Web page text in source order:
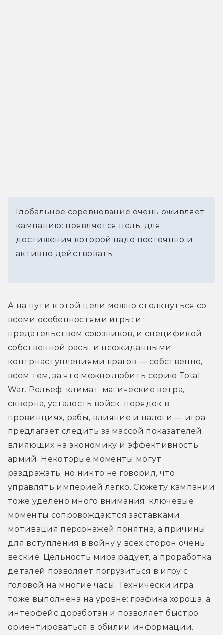
Глобальное соревнование очень оживляет
кампанию: появляется цель, для
достижения которой надо постоянно и
активно действовать
А на пути к этой цели можно столкнуться со
всеми особенностями игры: и
предательством союзников, и спецификой
собственной расы, и неожиданными
контрнаступлениями врагов — собственно,
всем тем, за что можно любить серию Total
War. Рельеф, климат, магические ветра,
скверна, усталость войск, порядок в
провинциях, рабы, влияние и налоги — игра
предлагает следить за массой показателей,
влияющих на экономику и эффективность
армий. Некоторые моменты могут
раздражать, но никто не говорил, что
управлять империей легко. Сюжету кампании
тоже уделено много внимания: ключевые
моменты сопровождаются заставками,
мотивация персонажей понятна, а причины
для вступления в войну у всех сторон очень
веские. Цельность мира радует, а проработка
деталей позволяет погрузиться в игру с
головой на многие часы. Технически игра
тоже выполнена на уровне: графика хороша, а
интерфейс доработан и позволяет быстро
ориентироваться в обилии информации.